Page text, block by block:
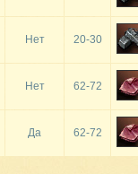
Нет 20-30
Нет 62-72
Да 62-72